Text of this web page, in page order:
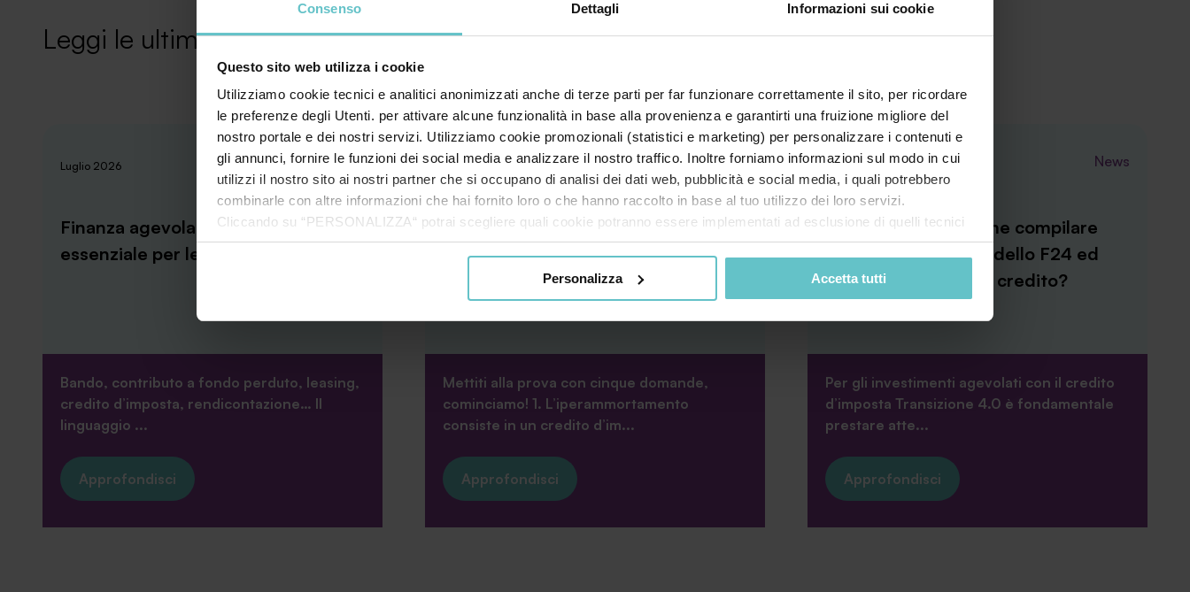
Consenso Dettagli Informazioni sui cookie
Questo sito web utilizza i cookie
Utilizziamo cookie tecnici e analitici anonimizzati anche di terze parti per far funzionare correttamente il sito, per ricordare
le preferenze degli Utenti. per attivare alcune funzionalità in base alla provenienza e garantirti una fruizione migliore del
nostro portale e dei nostri servizi. Utilizziamo cookie promozionali (statistici e marketing) per personalizzare i contenuti e
gli annunci, fornire le funzioni dei social media e analizzare il nostro traffico. Inoltre forniamo informazioni sul modo in cui
utilizzi il nostro sito ai nostri partner che si occupano di analisi dei dati web, pubblicità e social media, i quali potrebbero
combinarle con altre informazioni che hai fornito loro o che hanno raccolto in base al tuo utilizzo dei loro servizi.
Cliccando su “PERSONALIZZA“ potrai scegliere quali cookie potranno essere implementati ad esclusione di quelli tecnici
che sono necessari per il funzionamento del sito. Cliccando su “ACCETTA TUTTI” invece accetterai di implementare tutti i
informazioni complete ti invitiamo a consultare le "Informazioni sui Cookie" qui sopra.
Personalizza Accetta tutti
Leggi le ultime news
Luglio 2026 News
Finanza agevolata: il dizionario
essenziale per le imprese
Bando, contributo a fondo perduto, leasing,
credito d’imposta, rendicontazione… Il
linguaggio ...
Approfondisci
Luglio 2026 News
Quanto ne sai
sull’iperammortamento? Scoprilo
ora con il nostro quiz estivo
Mettiti alla prova con cinque domande,
cominciamo! 1. L’iperammortamento
consiste in un credito d’im...
Approfondisci
Luglio 2026 News
Transizione 4.0: come compilare
correttamente il modello F24 ed
evitare lo scarto del credito?
Per gli investimenti agevolati con il credito
d’imposta Transizione 4.0 è fondamentale
prestare atte...
Approfondisci